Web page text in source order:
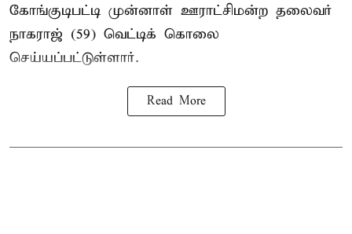
கோங்குடிபட்டி முன்னாள் ஊராட்சிமன்ற தலைவர்
நாகராஜ் (59) வெட்டிக் கொலை
செய்யப்பட்டுள்ளார்.
Read More